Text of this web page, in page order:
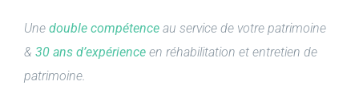
Une double compétence au service de votre patrimoine
& 30 ans d’expérience en réhabilitation et entretien de
patrimoine.